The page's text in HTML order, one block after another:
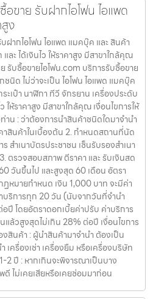
ขาย รับฝากไอโฟน ไอแพด
ง
ฝากไอโฟน ไอแพด แมคบุ๊ค และ สินค้า
ละ ได้เงินไว ให้ราคาสูง มีสาขาใกล้คุณ
รับซื้อขายไอโฟน.com บริการรับซื้อขาย
นิด ไม่ว่าจะเป็น ไอโฟน ไอแพด แมคบุ๊ค
เป๋า นาฬิกา ทีวี จักรยาน เครื่องประดับ
ให้ราคาสูง มีสาขาใกล้คุณ เงื่อนไขการให้
าน : ว่าต้องการนำสินค้าชนิดใดมาจำนำ
าสินค้าในเบื้องต้น 2. กำหนดสถานที่นัด
สำเนาบัตรประชาชน เซ็นรับรองสำเนา
ตรวจสอบสภาพ ตีราคา และ รับเงินสด
วันขึ้นไป และสูงสุด 60 เดือน อัตรา
หมายกำหนด เงิน 1,000 บาท จะมีค่า
บริการทุก 20 วัน (นับจากวันที่จำนำ
ปี โดยอัตราดอกเบี้ยค่าปรับ ค่าบริการ
แล้วสูงสุดไม่เกิน 28% ต่อปี เงื่อนไขการ
งสินค้า : ผู้นำสินค้ามาจำนำ ต้องเป็น
เครื่องเช่า เครื่องยืม หรือเครื่องบริษัท
2 ปี : หากเกินจะพิจารณาเป็นบาง
ไม่เคยเสียหรือเคยซ่อมมาก่อน